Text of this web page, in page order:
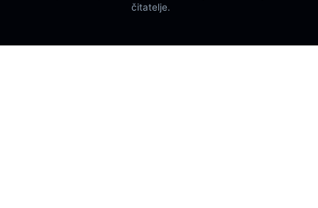
čitatelje.